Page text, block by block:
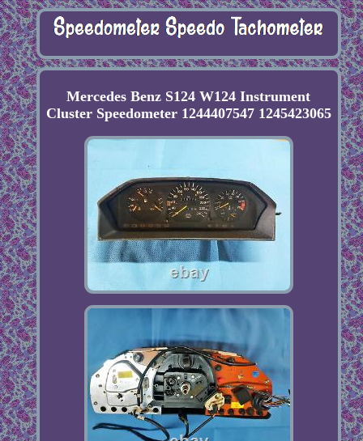
Mercedes Benz S124 W124 Instrument
Cluster Speedometer 1244407547 1245423065